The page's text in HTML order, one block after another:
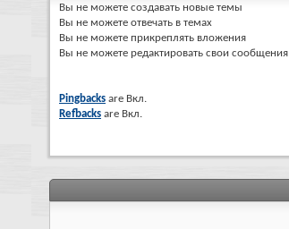
Вы не можете создавать новые темы
Вы не можете отвечать в темах
Вы не можете прикреплять вложения
Вы не можете редактировать свои сообщения
Pingbacks are Вкл.
Refbacks are Вкл.